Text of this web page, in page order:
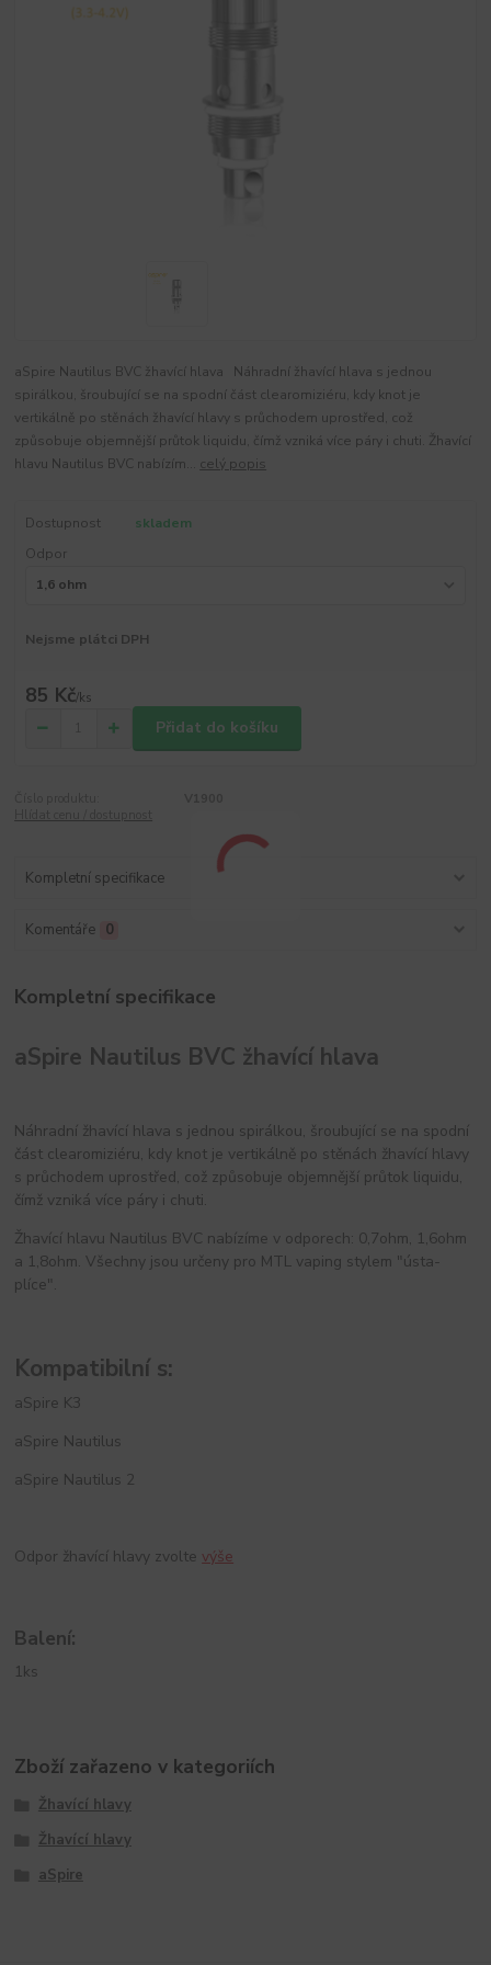
aSpire Nautilus BVC žhavící hlava Náhradní žhavící hlava s jednou
spirálkou, šroubující se na spodní část clearomiziéru, kdy knot je
vertikálně po stěnách žhavící hlavy s průchodem uprostřed, což
způsobuje objemnější průtok liquidu, čímž vzniká více páry i chuti. Žhavící
hlavu Nautilus BVC nabízím... celý popis
Dostupnost
skladem
Odpor
Nejsme plátci DPH
85 Kč/ks
Přidat do košíku
Kompletní specifikace
Komentáře 0
Kompletní specifikace
aSpire Nautilus BVC žhavící hlava
Náhradní žhavící hlava s jednou spirálkou, šroubující se na spodní
část clearomiziéru, kdy knot je vertikálně po stěnách žhavící hlavy
s průchodem uprostřed, což způsobuje objemnější průtok liquidu,
čímž vzniká více páry i chuti.
Žhavící hlavu Nautilus BVC nabízíme v odporech: 0,7ohm, 1,6ohm
a 1,8ohm. Všechny jsou určeny pro MTL vaping stylem "ústa-
plíce".
Kompatibilní s:
aSpire K3
aSpire Nautilus
aSpire Nautilus 2
Odpor žhavící hlavy zvoltevýše
Balení:
1ks
Zboží zařazeno v kategoriích
Žhavící hlavy
Žhavící hlavy
aSpire